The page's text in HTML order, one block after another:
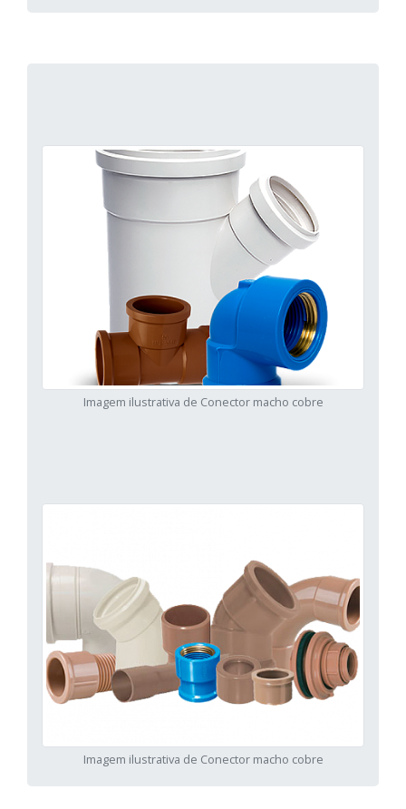
Imagem ilustrativa de Conector macho cobre
Imagem ilustrativa de Conector macho cobre